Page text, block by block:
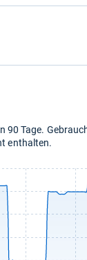
90 Tage.
enthalten.